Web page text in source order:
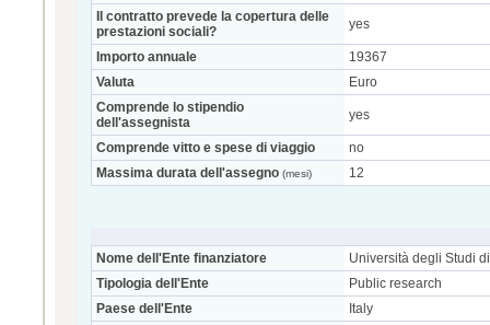
Il contratto prevede la copertura delle
prestazioni sociali?
yes
Importo annuale
19367
Valuta
Euro
Comprende lo stipendio
dell'assegnista
yes
Comprende vitto e spese di viaggio
no
Massima durata dell'assegno (mesi) 12
Nome dell'Ente finanziatore
Università degli Studi
Tipologia dell'Ente
Public research
Paese dell'Ente
Italy